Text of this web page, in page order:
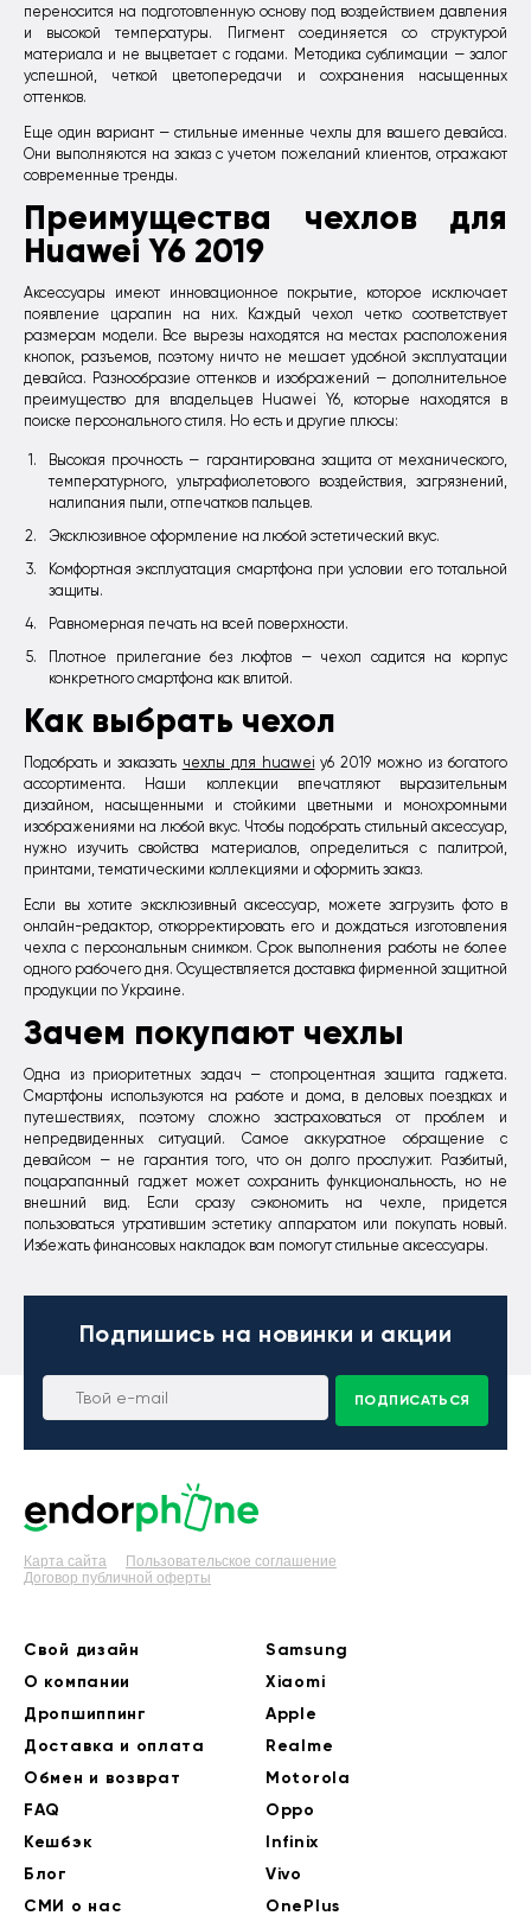
переносится на подготовленную основу под воздействием давления
и высокой температуры. Пигмент соединяется со структурой
материала и не выцветает с годами. Методика сублимации — залог
успешной, четкой цветопередачи и сохранения насыщенных
оттенков.
Еще один вариант — стильные именные чехлы для вашего девайса.
Они выполняются на заказ с учетом пожеланий клиентов, отражают
современные тренды.
Преимущества чехлов для
Huawei Y6 2019
Аксессуары имеют инновационное покрытие, которое исключает
появление царапин на них. Каждый чехол четко соответствует
размерам модели. Все вырезы находятся на местах расположения
кнопок, разъемов, поэтому ничто не мешает удобной эксплуатации
девайса. Разнообразие оттенков и изображений — дополнительное
преимущество для владельцев Huawei Y6, которые находятся в
поиске персонального стиля. Но есть и другие плюсы:
Высокая прочность — гарантирована защита от механического,
температурного, ультрафиолетового воздействия, загрязнений,
налипания пыли, отпечатков пальцев.
Эксклюзивное оформление на любой эстетический вкус.
Комфортная эксплуатация смартфона при условии его тотальной
защиты.
Равномерная печать на всей поверхности.
Плотное прилегание без люфтов — чехол садится на корпус
конкретного смартфона как влитой.
Как выбрать чехол
Подобрать и заказать чехлы для huawei y6 2019 можно из богатого
ассортимента. Наши коллекции впечатляют выразительным
дизайном, насыщенными и стойкими цветными и монохромными
изображениями на любой вкус. Чтобы подобрать стильный аксессуар,
нужно изучить свойства материалов, определиться с палитрой,
принтами, тематическими коллекциями и оформить заказ.
Если вы хотите эксклюзивный аксессуар, можете загрузить фото в
онлайн-редактор, откорректировать его и дождаться изготовления
чехла с персональным снимком. Срок выполнения работы не более
одного рабочего дня. Осуществляется доставка фирменной защитной
продукции по Украине.
Зачем покупают чехлы
Одна из приоритетных задач — стопроцентная защита гаджета.
Смартфоны используются на работе и дома, в деловых поездках и
путешествиях, поэтому сложно застраховаться от проблем и
непредвиденных ситуаций. Самое аккуратное обращение с
девайсом — не гарантия того, что он долго прослужит. Разбитый,
поцарапанный гаджет может сохранить функциональность, но не
внешний вид. Если сразу сэкономить на чехле, придется
пользоваться утратившим эстетику аппаратом или покупать новый.
Избежать финансовых накладок вам помогут стильные аксессуары.
Подпишись на новинки и акции
ПОДПИСАТЬСЯ
Карта сайта
Пользовательское соглашение
Договор публичной оферты
Свой дизайн
О компании
Дропшиппинг
Доставка и оплата
Обмен и возврат
FAQ
Кешбэк
Блог
СМИ о нас
Samsung
Xiaomi
Apple
Realme
Motorola
Oppo
Infinix
Vivo
OnePlus